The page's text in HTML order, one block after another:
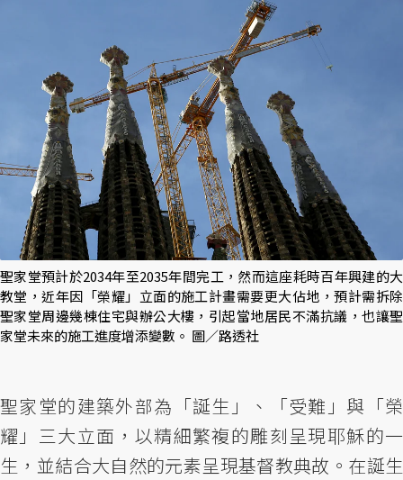
聖家堂預計於2034年至2035年間完工，然而這座耗時百年興建的大
教堂，近年因「榮耀」立面的施工計畫需要更大佔地，預計需拆除
聖家堂周邊幾棟住宅與辦公大樓，引起當地居民不滿抗議，也讓聖
家堂未來的施工進度增添變數。 圖／路透社
聖家堂的建築外部為「誕生」、「受難」與「榮
耀」三大立面，以精細繁複的雕刻呈現耶穌的一
生，並結合大自然的元素呈現基督教典故。在誕生